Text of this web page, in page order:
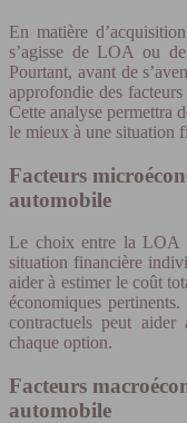
En matière
s’agisse de LOA ou
Pourtant, avant de
approfondie des
Cette analyse permettra
le mieux à une situation
Facteurs
automobile
Le choix entre la LOA
situation financière
aider à estimer le coût
économiques
contractuels peut aider
chaque option.
Facteurs
automobile